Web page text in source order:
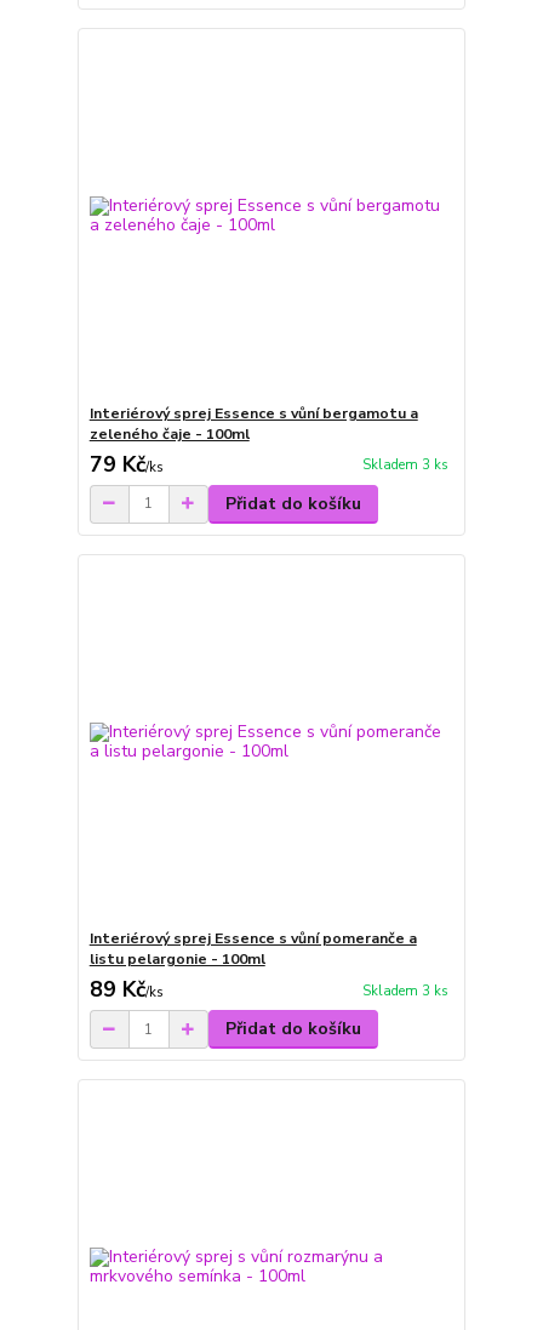
Interiérový sprej Essence s vůní bergamotu a
zeleného čaje - 100ml
79 Kč/ks Skladem 3 ks
Přidat do košíku
Interiérový sprej Essence s vůní pomeranče a
listu pelargonie - 100ml
89 Kč/ks Skladem 3 ks
Přidat do košíku